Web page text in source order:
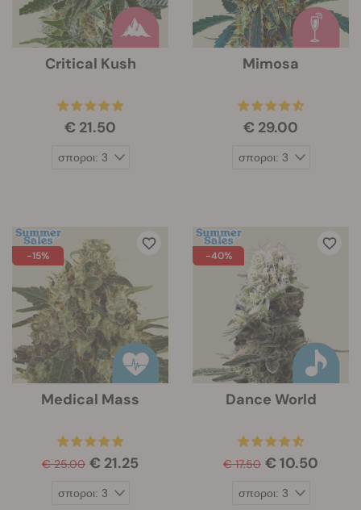
Critical Kush
€ 21.50
Mimosa
€ 29.00
-15%
Medical Mass
€ 25.00 € 21.25
-40%
Dance World
€ 17.50 € 10.50